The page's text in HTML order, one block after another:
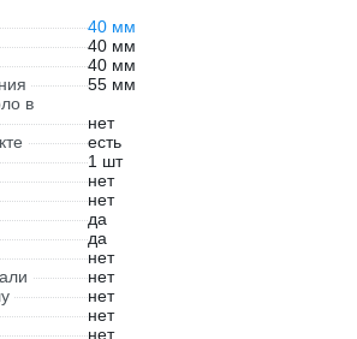
40 мм
40 мм
40 мм
55 мм
в
нет
есть
1 шт
нет
нет
да
да
нет
нет
нет
нет
нет